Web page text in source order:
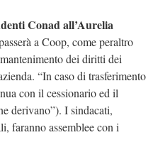
Conad all’Aurelia
a Coop, come peraltro
dei diritti dei
“In caso di trasferimento
con il cessionario ed il
derivano”). I sindacati,
faranno assemblee con i